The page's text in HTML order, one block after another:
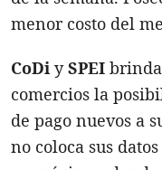
menor costo del
CoDi ySPEI
comercios la
de pago nuevos a
no coloca sus